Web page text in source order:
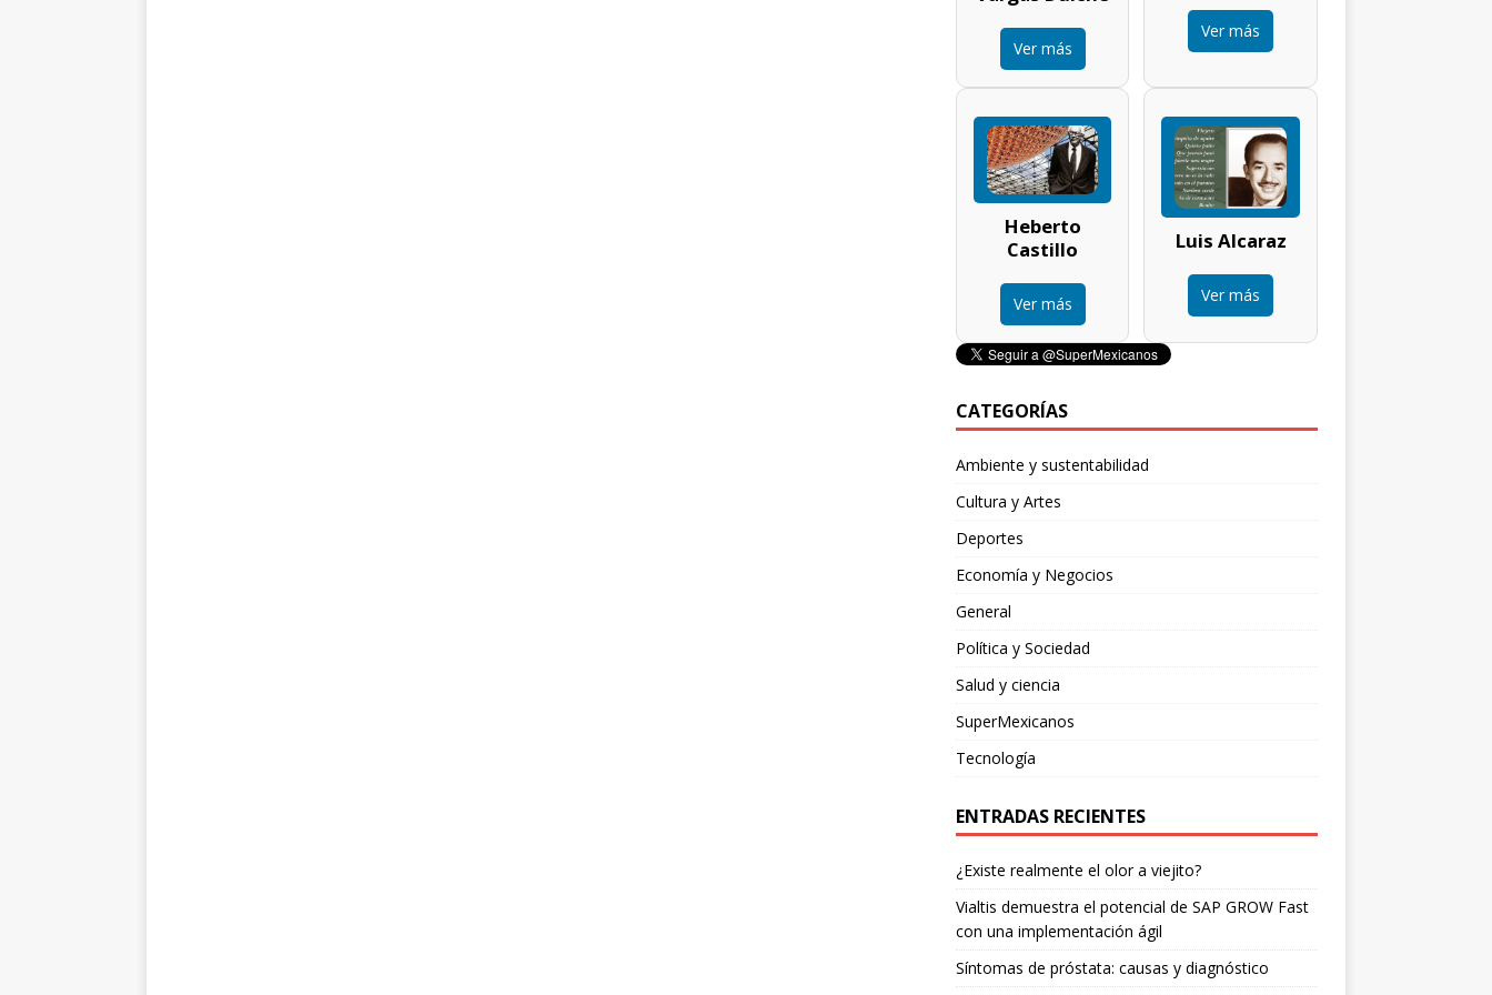
Ver más
Ver más
Heberto
Castillo
Ver más
Luis Alcaraz
Ver más
CATEGORÍAS
Ambiente y sustentabilidad
Cultura y Artes
Deportes
Economía y Negocios
General
Política y Sociedad
Salud y ciencia
SuperMexicanos
Tecnología
ENTRADAS RECIENTES
¿Existe realmente el olor a viejito?
Vialtis demuestra el potencial de SAP GROW Fast
con una implementación ágil
Síntomas de próstata: causas y diagnóstico